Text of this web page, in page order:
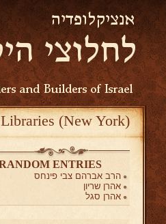
(New York)
ENTRIES
הרב אברהם צבי פינחס
אהרן שריון
אהרן סגל